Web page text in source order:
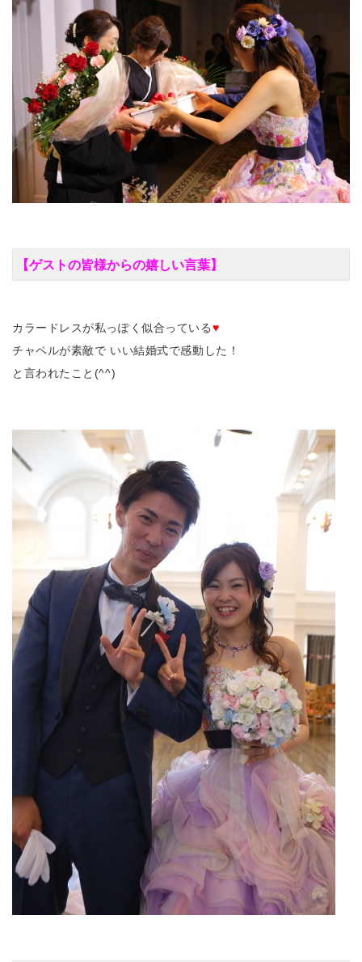
【ゲストの皆様からの嬉しい言葉】
カラードレスが私っぽく似合っている♥
チャペルが素敵で いい結婚式で感動した！
と言われたこと(^^)